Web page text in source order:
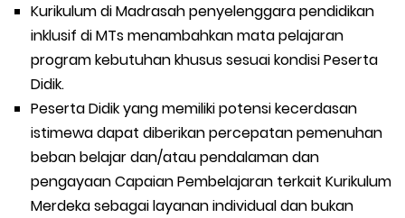
Kurikulum di Madrasah penyelenggara pendidikan
inklusif di MTs menambahkan mata pelajaran
program kebutuhan khusus sesuai kondisi Peserta
Didik.
Peserta Didik yang memiliki potensi kecerdasan
istimewa dapat diberikan percepatan pemenuhan
beban belajar dan/atau pendalaman dan
pengayaan Capaian Pembelajaran terkait Kurikulum
Merdeka sebagai layanan individual dan bukan